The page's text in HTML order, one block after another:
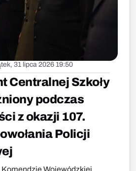
31 lipca 2026 19:50
Centralnej Szkoły
podczas
z okazji 107.
Policji
Komendzie Wojewódzkiej